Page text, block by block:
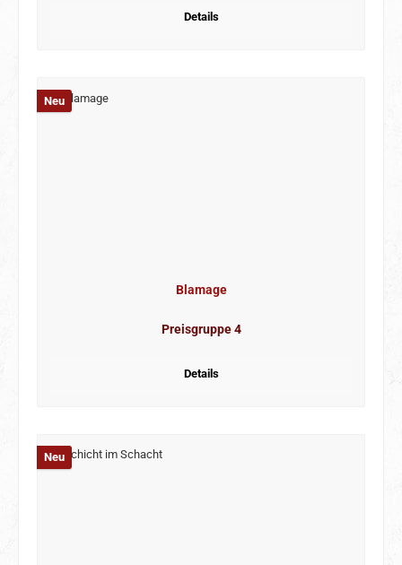
Details
Neu
Blamage
Preisgruppe 4
Details
Neu